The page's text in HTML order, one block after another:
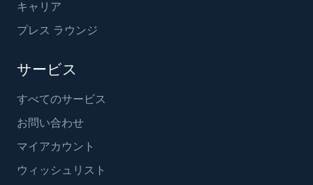
キャリア
プレス ラウンジ
サービス
すべてのサービス
お問い合わせ
マイアカウント
ウィッシュリスト